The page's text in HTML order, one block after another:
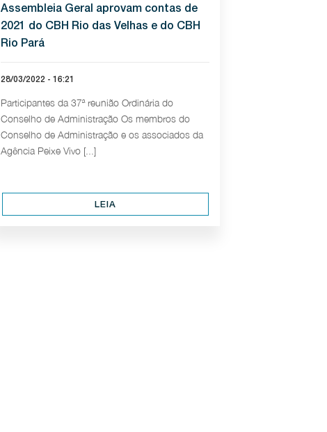
Assembleia Geral aprovam contas de
2021 do CBH Rio das Velhas e do CBH
Rio Pará
28/03/2022 - 16:21
Participantes da 37ª reunião Ordinária do
Conselho de Administração Os membros do
Conselho de Administração e os associados da
Agência Peixe Vivo [...]
LEIA